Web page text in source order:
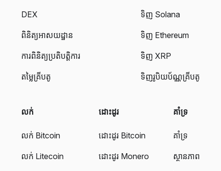
DEX
ពិនិត្យអាសយដ្ឋាន
ការពិនិត្យប្រតិបត្តិការ
តម្លៃគ្រីបតូ
ទិញ Solana
ទិញ Ethereum
ទិញ XRP
ទិញរូបិយប័ណ្ណគ្រីបតូ
លក់
លក់ Bitcoin
លក់ Litecoin
ដោះដូរ
ដោះដូរ Bitcoin
ដោះដូរ Monero
គាំទ្រ
គាំទ្រ
ស្ថានភាព